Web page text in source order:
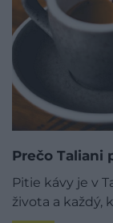
Prečo Taliani
Pitie kávy je v
života a každý,